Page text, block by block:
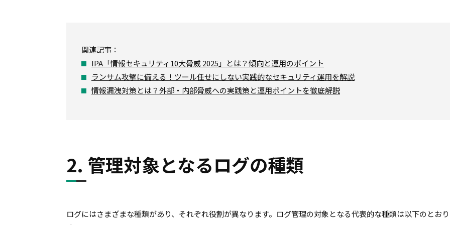
関連記事：
IPA「情報セキュリティ10大脅威 2025」とは？傾向と運用のポイント
ランサム攻撃に備える！ツール任せにしない実践的なセキュリティ運用を解説
情報漏洩対策とは？外部・内部脅威への実践策と運用ポイントを徹底解説
2. 管理対象となるログの種類
ログにはさまざまな種類があり、それぞれ役割が異なります。ログ管理の対象となる代表的な種類は以下のとお